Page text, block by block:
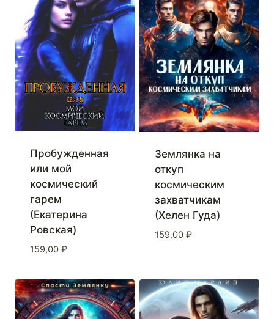
Пробужденная
или мой
космический
гарем
(Екатерина
Ровская)
159,00 ₽
Землянка на
откуп
космическим
захватчикам
(Хелен Гуда)
159,00 ₽